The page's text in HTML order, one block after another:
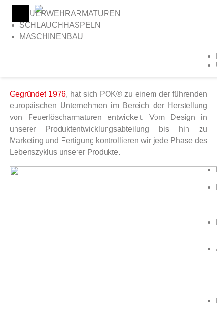
FEUERWEHRARMATUREN
SCHLAUCHHASPELN
MASCHINENBAU
> Home > Ausbildungsplätze
Gegründet 1976, hat sich POK® zu einem der führenden
europäischen Unternehmen im Bereich der Herstellung
von Feuerlöscharmaturen entwickelt. Vom Design in
unserer Produktentwicklungsabteilung bis hin zu
Marketing und Fertigung kontrollieren wir jede Phase des
Lebenszyklus unserer Produkte.